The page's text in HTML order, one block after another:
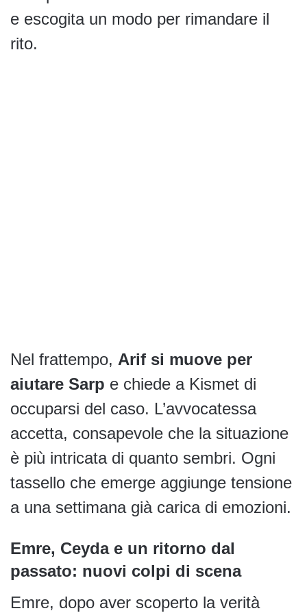
e escogita un modo per rimandare il
rito.
Nel frattempo, Arif si muove per
aiutare Sarp e chiede a Kismet di
occuparsi del caso. L’avvocatessa
accetta, consapevole che la situazione
è più intricata di quanto sembri. Ogni
tassello che emerge aggiunge tensione
a una settimana già carica di emozioni.
Emre, Ceyda e un ritorno dal
passato: nuovi colpi di scena
Emre, dopo aver scoperto la verità